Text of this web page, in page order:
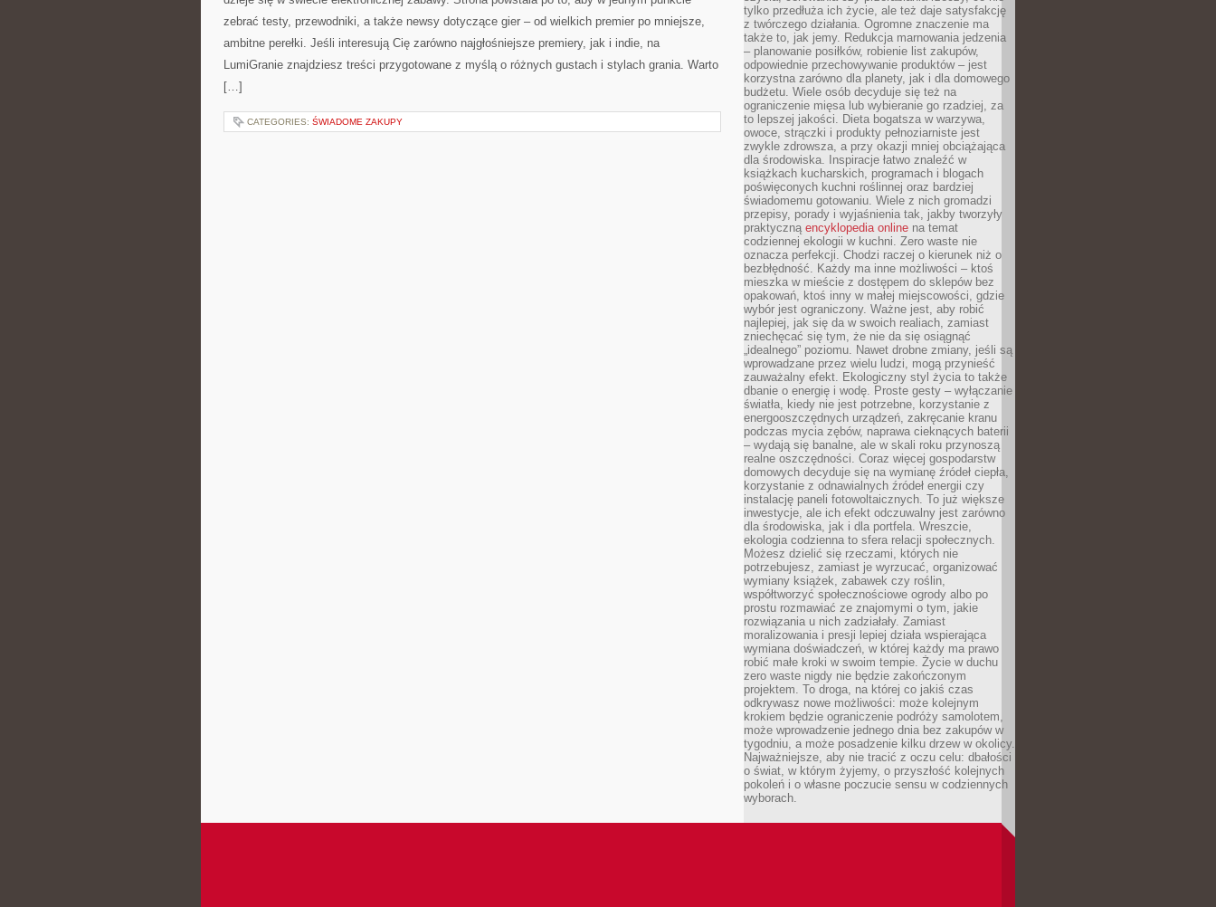
zebrać testy, przewodniki, a także newsy dotyczące gier – od wielkich premier po mniejsze,
ambitne perełki. Jeśli interesują Cię zarówno najgłośniejsze premiery, jak i indie, na
LumiGranie znajdziesz treści przygotowane z myślą o różnych gustach i stylach grania. Warto
[…]
CATEGORIES: ŚWIADOME ZAKUPY
tylko przedłuża ich życie, ale też daje satysfakcję
z twórczego działania. Ogromne znaczenie ma
także to, jak jemy. Redukcja marnowania jedzenia
– planowanie posiłków, robienie list zakupów,
odpowiednie przechowywanie produktów – jest
korzystna zarówno dla planety, jak i dla domowego
budżetu. Wiele osób decyduje się też na
ograniczenie mięsa lub wybieranie go rzadziej, za
to lepszej jakości. Dieta bogatsza w warzywa,
owoce, strączki i produkty pełnoziarniste jest
zwykle zdrowsza, a przy okazji mniej obciążająca
dla środowiska. Inspiracje łatwo znaleźć w
książkach kucharskich, programach i blogach
poświęconych kuchni roślinnej oraz bardziej
świadomemu gotowaniu. Wiele z nich gromadzi
przepisy, porady i wyjaśnienia tak, jakby tworzyły
praktyczną encyklopedia online na temat
codziennej ekologii w kuchni. Zero waste nie
oznacza perfekcji. Chodzi raczej o kierunek niż o
bezbłędność. Każdy ma inne możliwości – ktoś
mieszka w mieście z dostępem do sklepów bez
opakowań, ktoś inny w małej miejscowości, gdzie
wybór jest ograniczony. Ważne jest, aby robić
najlepiej, jak się da w swoich realiach, zamiast
zniechęcać się tym, że nie da się osiągnąć
„idealnego” poziomu. Nawet drobne zmiany, jeśli są
wprowadzane przez wielu ludzi, mogą przynieść
zauważalny efekt. Ekologiczny styl życia to także
dbanie o energię i wodę. Proste gesty – wyłączanie
światła, kiedy nie jest potrzebne, korzystanie z
energooszczędnych urządzeń, zakręcanie kranu
podczas mycia zębów, naprawa cieknących baterii
– wydają się banalne, ale w skali roku przynoszą
realne oszczędności. Coraz więcej gospodarstw
domowych decyduje się na wymianę źródeł ciepła,
korzystanie z odnawialnych źródeł energii czy
instalację paneli fotowoltaicznych. To już większe
inwestycje, ale ich efekt odczuwalny jest zarówno
dla środowiska, jak i dla portfela. Wreszcie,
ekologia codzienna to sfera relacji społecznych.
Możesz dzielić się rzeczami, których nie
potrzebujesz, zamiast je wyrzucać, organizować
wymiany książek, zabawek czy roślin,
współtworzyć społecznościowe ogrody albo po
prostu rozmawiać ze znajomymi o tym, jakie
rozwiązania u nich zadziałały. Zamiast
moralizowania i presji lepiej działa wspierająca
wymiana doświadczeń, w której każdy ma prawo
robić małe kroki w swoim tempie. Życie w duchu
zero waste nigdy nie będzie zakończonym
projektem. To droga, na której co jakiś czas
odkrywasz nowe możliwości: może kolejnym
krokiem będzie ograniczenie podróży samolotem,
może wprowadzenie jednego dnia bez zakupów w
tygodniu, a może posadzenie kilku drzew w okolicy.
Najważniejsze, aby nie tracić z oczu celu: dbałości
o świat, w którym żyjemy, o przyszłość kolejnych
pokoleń i o własne poczucie sensu w codziennych
wyborach.